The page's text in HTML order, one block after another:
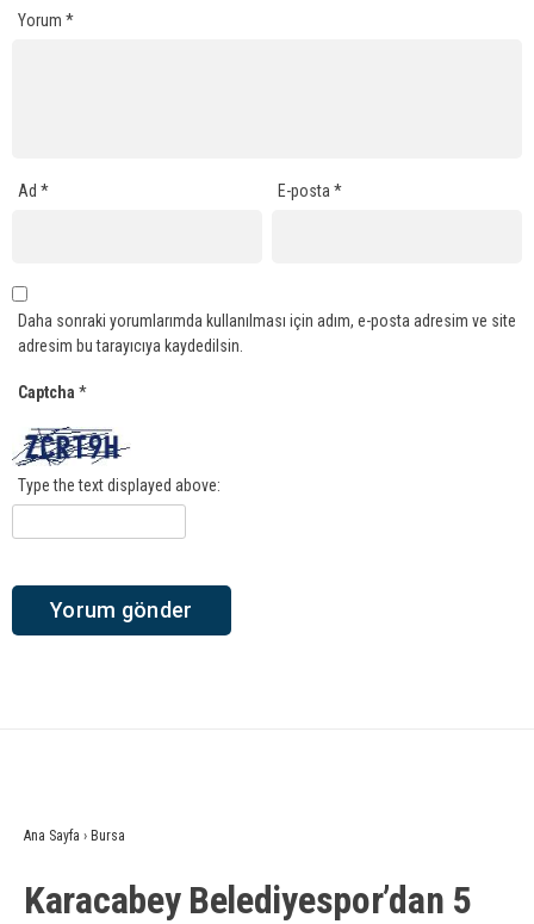
Yorum *
Ad * E-posta*
Daha sonraki yorumlarımda kullanılması için adım, e-posta adresim ve site
adresim bu tarayıcıya kaydedilsin.
Captcha *
Type the text displayed above:
Ana Sayfa › Bursa
Karacabey Belediyespor’dan 5